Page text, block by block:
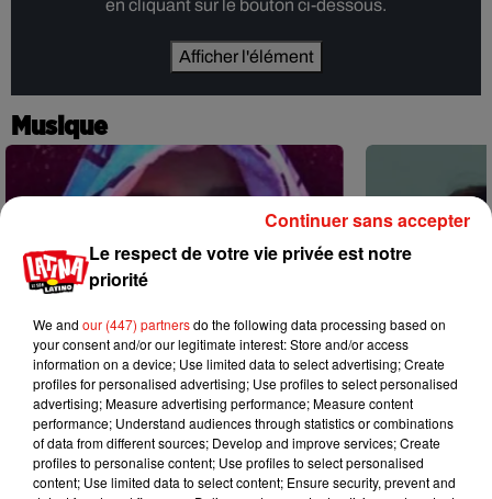
en cliquant sur le bouton ci-dessous.
Afficher l'élément
Musique
Karol G dévoile la tracklist de son
Benny
Le respect de votre vie privée est notre
priorité
We and our (447) partnersdo the following data processing based on
your consent and/or our legitimate interest: Store and/or access
information on a device; Use limited data to select advertising; Create
profiles for personalised advertising; Use profiles to select personalised
advertising; Measure advertising performance; Measure content
performance; Understand audiences through statistics or combinations
of data from different sources; Develop and improve services; Create
profiles to personalise content; Use profiles to select personalised
content; Use limited data to select content; Ensure security, prevent and
Continuer sans accepter